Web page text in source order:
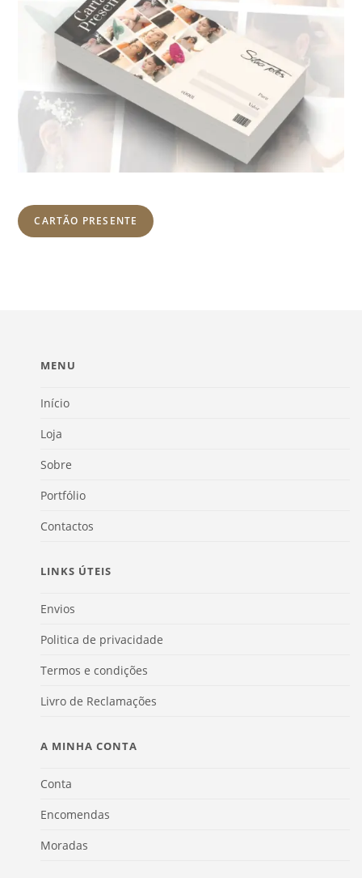
CARTÃO PRESENTE
MENU
Início
Loja
Sobre
Portfólio
Contactos
LINKS ÚTEIS
Envios
Politica de privacidade
Termos e condições
Livro de Reclamações
A MINHA CONTA
Conta
Encomendas
Moradas